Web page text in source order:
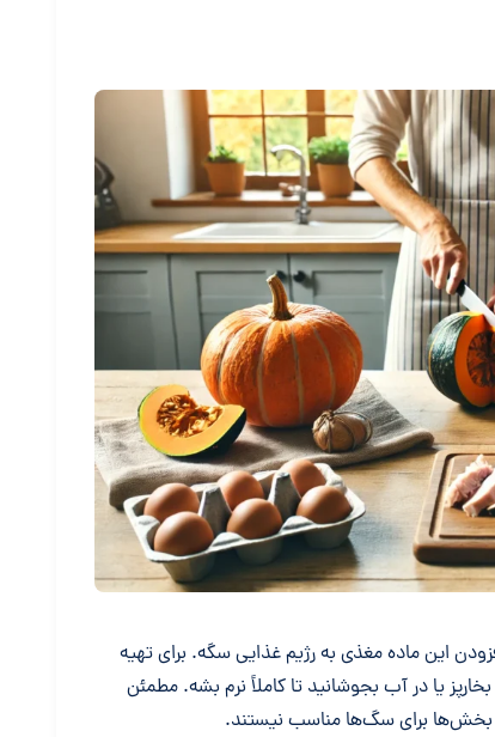
این ماده مغذی به رژیم غذایی سگه. برای تهیه
یا در آب بجوشانید تا کاملاً نرم بشه. مطمئن
بخش‌ها برای سگ‌ها مناسب نیستند.